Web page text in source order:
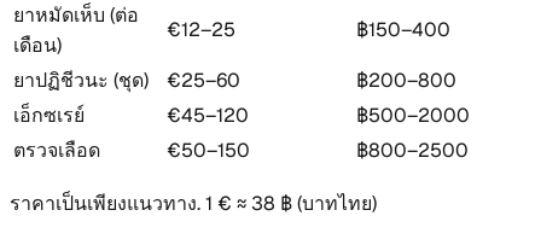
ยาหมัดเห็บ (ต่อ
เดือน)
€12–25
฿150–400
ยาปฏิชีวนะ (ชุด)
€25–60
฿200–800
เอ็กซเรย์
€45–120
฿500–2000
ตรวจเลือด
€50–150 ฿800–2500
ราคาเป็นเพียงแนวทาง.1 € ≈ 38 ฿ (บาทไทย)